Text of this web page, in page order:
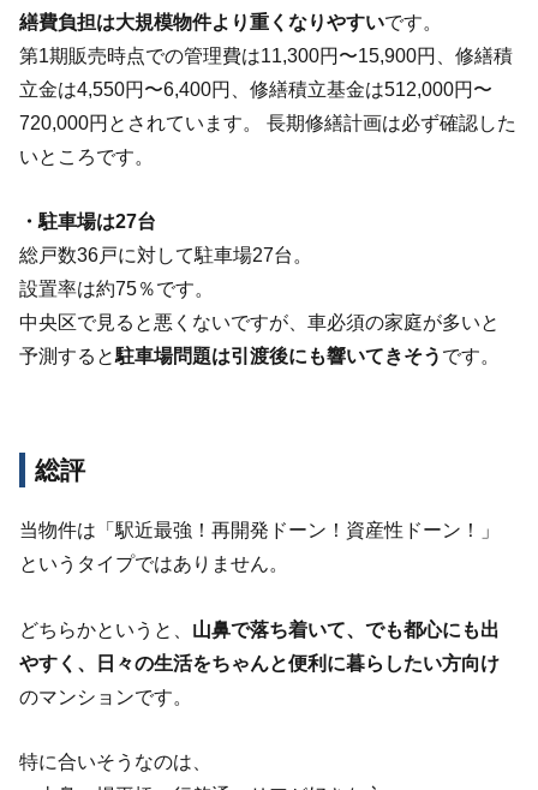
繕費負担は大規模物件より重くなりやすいです。
第1期販売時点での管理費は11,300円〜15,900円、修繕積
立金は4,550円〜6,400円、修繕積立基金は512,000円〜
720,000円とされています。 長期修繕計画は必ず確認した
いところです。
・駐車場は27台
総戸数36戸に対して駐車場27台。
設置率は約75％です。
中央区で見ると悪くないですが、車必須の家庭が多いと
予測すると駐車場問題は引渡後にも響いてきそう です。
総評
当物件は「駅近最強！再開発ドーン！資産性ドーン！」
というタイプではありません。
どちらかというと、 山鼻で落ち着いて、でも都心にも出
やすく、日々の生活をちゃんと便利に暮らしたい方向け
のマンションです。
特に合いそうなのは、